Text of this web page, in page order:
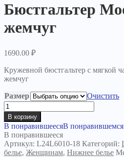
Бюстгальтер
жемчуг
1690.00 ₽
Кружевной бюстгальтер с мягкой
жемчуг
Размер
Очистить
Количество
товара
Бюстгальтер
Moon
черный
жемчуг
В корзину
В понравившеесяВ понравившемся
В понравившееся
Артикул: L24L6010-18 Категорий:
белье, Женщинам, Нижнее белье